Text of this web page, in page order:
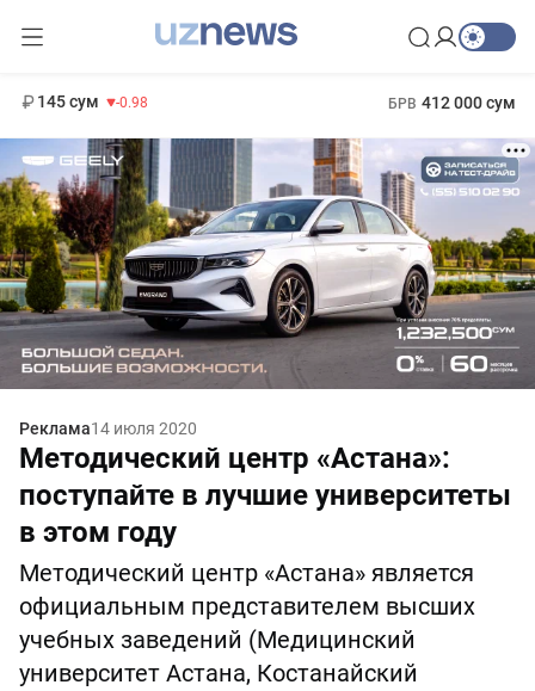
145 сум -0.98 БРВ 412 000 сум
Реклама14 июля 2020
Методический центр «Астана»:
поступайте в лучшие университеты
в этом году
Методический центр «Астана» является
официальным представителем высших
учебных заведений (Медицинский
университет Астана, Костанайский